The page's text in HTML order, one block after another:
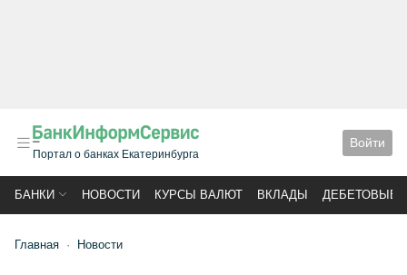
Портал о банках Екатеринбурга
Войти
БАНКИ НОВОСТИ КУРСЫ ВАЛЮТ ВКЛАДЫ ДЕБЕТОВЫЕ
Главная Новости